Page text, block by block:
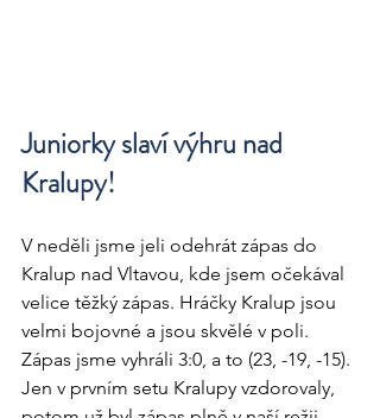
Juniorky slaví výhru nad
Kralupy!
V neděli jsme jeli odehrát zápas do
Kralup nad Vltavou, kde jsem očekával
velice těžký zápas. Hráčky Kralup jsou
velmi bojovné a jsou skvělé v poli.
Zápas jsme vyhráli 3:0, a to (23, -19, -15).
Jen v prvním setu Kralupy vzdorovaly,